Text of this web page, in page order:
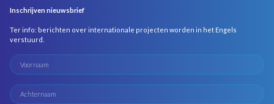
Inschrijven nieuwsbrief
Ter info: berichten over internationale projecten worden in het Engels
verstuurd.